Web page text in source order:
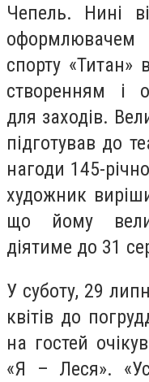
Чепель. Нині
спорту «Титан»
створенням і
для заходів.
підготував до
нагоди 145-
художник
що йому
діятиме до 31
У суботу, 29
квітів до
на гостей
«Я – Леся».